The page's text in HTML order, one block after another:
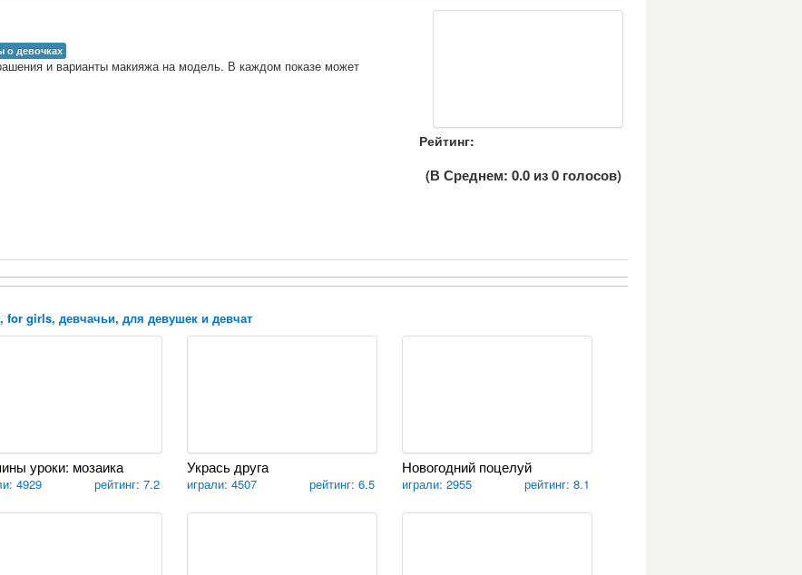
Рейтинг:
(В Среднем: 0.0 из0 голосов)
о девочках
и варианты макияжа на модель. В каждом показе может
girls, девчачьи, для девушек и девчат
уроки: мозаика
4929 рейтинг: 7.2
Укрась друга
играли: 4507 рейтинг: 6.5
Новогодний поцелуй
играли: 2955 рейтинг: 8.1